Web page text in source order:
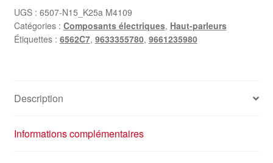
Citroën
Peugeot
9661235980
UGS : 6507-N15_K25a M4109
Catégories : Composants électriques, Haut-parleurs
Étiquettes : 6562C7, 9633355780, 9661235980
Description
Informations complémentaires